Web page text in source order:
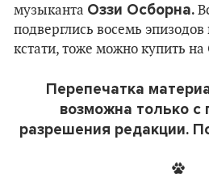
музыканта Оззи Осборна.
подверглись восемь
кстати, тоже можно купить на
Перепечатка
возможна только с
разрешения редакции.